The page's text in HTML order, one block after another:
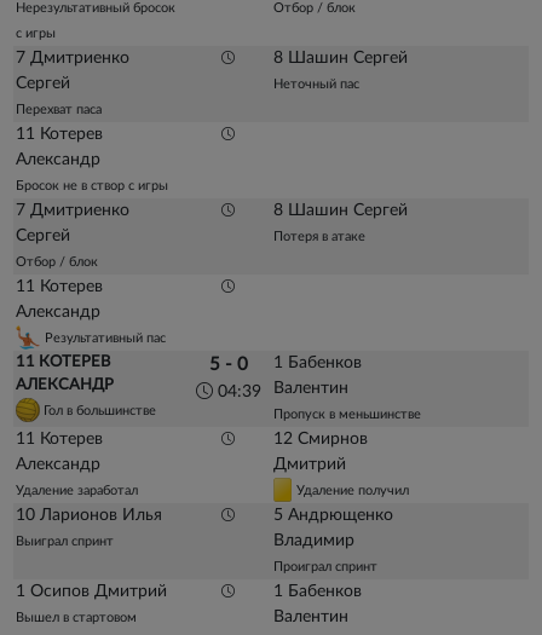
Нерезультативный бросок
с игры
Отбор / блок
7 Дмитриенко
Сергей
Перехват паса
8 Шашин Сергей
Неточный пас
11 Котерев
Александр
Бросок не в створ с игры
7 Дмитриенко
Сергей
Отбор / блок
8 Шашин Сергей
Потеря в атаке
11 Котерев
Александр
Результативный пас
11 КОТЕРЕВ
АЛЕКСАНДР
Гол в большинстве
5 - 0
04:39
1 Бабенков
Валентин
Пропуск в меньшинстве
11 Котерев
Александр
Удаление заработал
12 Смирнов
Дмитрий
Удаление получил
10 Ларионов Илья
Выиграл спринт
5 Андрющенко
Владимир
Проиграл спринт
1 Осипов Дмитрий
Вышел в стартовом
1 Бабенков
Валентин